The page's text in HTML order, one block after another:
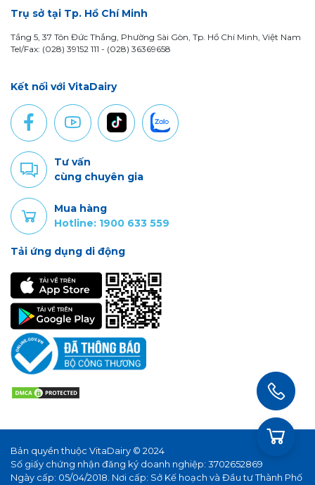
Trụ sở tại Tp. Hồ Chí Minh
Tầng 5, 37 Tôn Đức Thắng, Phường Sài Gòn, Tp. Hồ Chí Minh, Việt Nam
Tel/Fax: (028) 39152 111 - (028) 36369658
Kết nối với VitaDairy
Tư vấn
cùng chuyên gia
Mua hàng
Hotline: 1900 633 559
Tải ứng dụng di động
Bản quyền thuộc VitaDairy © 2024
Số giấy chứng nhận đăng ký doanh nghiệp: 3702652869
Ngày cấp: 05/04/2018. Nơi cấp: Sở Kế hoạch và Đầu tư Thành Phố